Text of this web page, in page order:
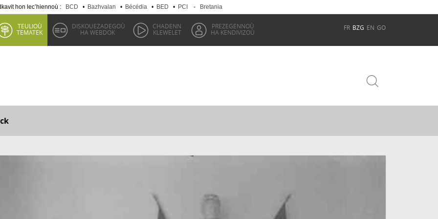
hon lec’hiennoù : BCD • Bazhvalan • Bécédia • BED • PCI - Bretania
TEULIOÙ
TEMATEK
DISKOUEZADEGOÙ
HA WEBDOK
CHADENN
KLEWELET
PREZEGENNOÙ
HA KENDIVIZOÙ
FR BZG EN GO